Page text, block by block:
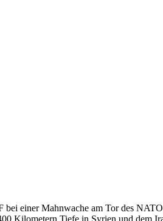
einer Mahnwache am Tor des